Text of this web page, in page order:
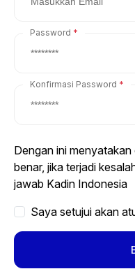
Password
Konfirmasi Password
Dengan ini
benar, jika terjadi
jawab Kadin Indonesia
Saya setujui akan